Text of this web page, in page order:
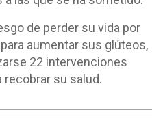
de perder su vida por
aumentar sus glúteos,
22 intervenciones
su salud.